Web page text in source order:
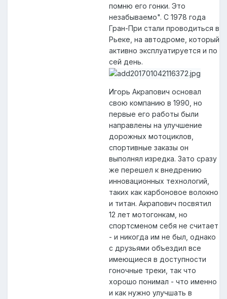
помню его гонки. Это
незабываемо". С 1978 года
Гран-При стали проводиться в
Рьеке, на автодроме, который
активно эксплуатируется и по
сей день.
Игорь Акрапович основал
свою компанию в 1990, но
первые его работы были
направлены на улучшение
дорожных мотоциклов,
спортивные заказы он
выполнял изредка. Зато сразу
же перешел к внедрению
инновационных технологий,
таких как карбоновое волокно
и титан. Акрапович посвятил
12 лет мотогонкам, но
спортсменом себя не считает
- и никогда им не был, однако
с друзьями объездил все
имеющиеся в доступности
гоночные треки, так что
хорошо понимал - что именно
и как нужно улучшать в